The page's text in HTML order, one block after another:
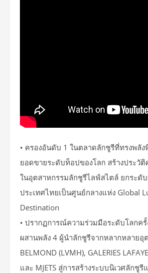
• ครองอันดับ 1 ในตลาดลักชูรีที่ทรงพลัง
ยอดขายระดับท็อปของโลก สร้างประวั
ในอุตสาหกรรมลักชูรีไลฟ์สไตล์ ยกระดั
ประเทศไทยเป็นศูนย์กลางแห่ง Global
Destination
• ปรากฏการณ์ความร่วมมือระดับโลกค
ผสานพลัง 4 ผู้นำลักชูรีจากหลากหลายอุ
BELMOND (LVMH), GALERIES
และ MJETS สู่การสร้างระบบนิเวศลักชู